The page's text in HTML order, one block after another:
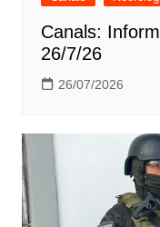
Canals:
26/7/26
26/07/2026